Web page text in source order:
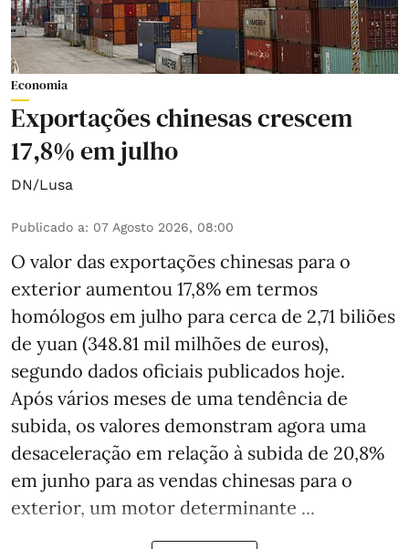
Economia
Exportações chinesas crescem
17,8% em julho
DN/Lusa
Publicado a: 07 Agosto 2026, 08:00
O valor das exportações chinesas para o
exterior aumentou 17,8% em termos
homólogos em julho para cerca de 2,71 biliões
de yuan (348.81 mil milhões de euros),
segundo dados oficiais publicados hoje.
Após vários meses de uma tendência de
subida, os valores demonstram agora uma
desaceleração em relação à subida de 20,8%
em junho para as vendas chinesas para o
exterior, um motor determinante ...